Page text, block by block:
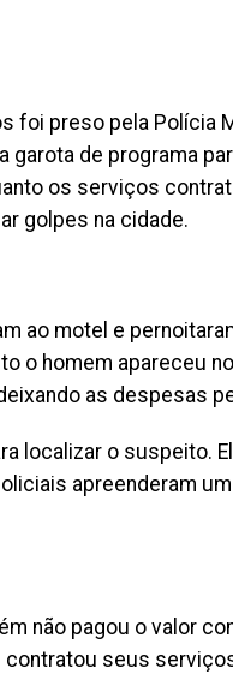
foi preso pela Polícia
garota de programa
os serviços
golpes na cidade.
ao motel e
o homem apareceu
as despesas
localizar o suspeito.
apreenderam
não pagou o valor
seus